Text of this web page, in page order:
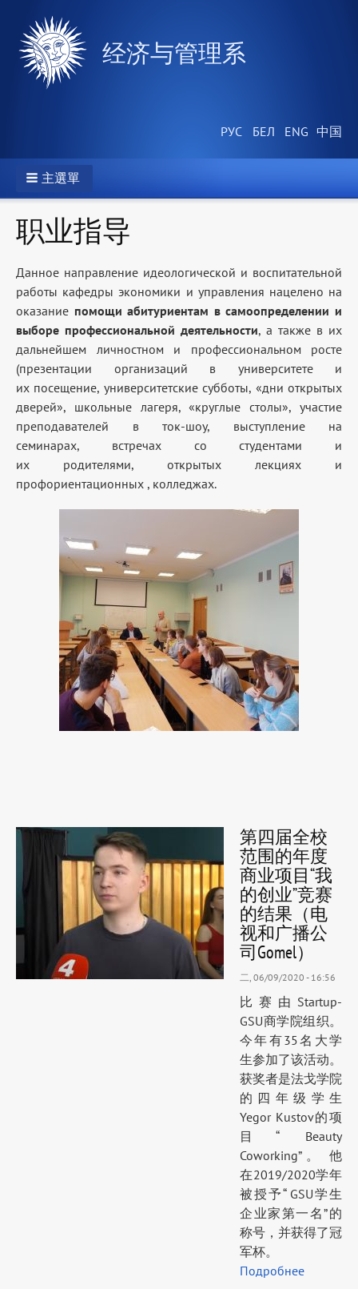
经济与管理系
主選單
职业指导
Данное направление идеологической и воспитательной
работы кафедры экономики и управления нацелено на
оказание помощи абитуриентам в самоопределении и
выборе профессиональной деятельности, а также в их
дальнейшем личностном и профессиональном росте
(презентации организаций в университете и
их посещение, университетские субботы, «дни открытых
дверей», школьные лагеря, «круглые столы», участие
преподавателей в
ток-шоу, выступление на
семинарах, встречах со студентами и
их родителями, открытых лекциях и
профориентационных , колледжах.
第四届全校
范围的年度
商业项目“我
的创业”竞赛
的结果（电
视和广播公
司Gomel）
二, 06/09/2020 - 16:56
比赛由Startup-
GSU商学院组织。
今年有35名大学
生参加了该活动。
获奖者是法戈学院
的四年级学生
Yegor Kustov的项
目“ Beauty
Coworking”。 他
在2019/2020学年
被授予“ GSU学生
企业家第一名”的
称号，并获得了冠
军杯。
Подробнее